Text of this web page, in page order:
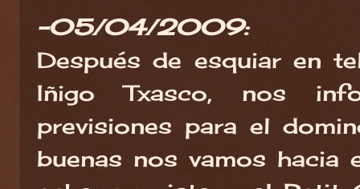
-05/04/2009:
Después de esquiar en
Iñigo Txasco, nos
previsiones para el
buenas nos vamos